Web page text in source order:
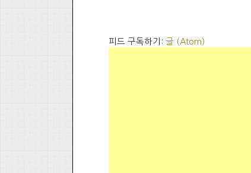
피드 구독하기: 글 (Atom)